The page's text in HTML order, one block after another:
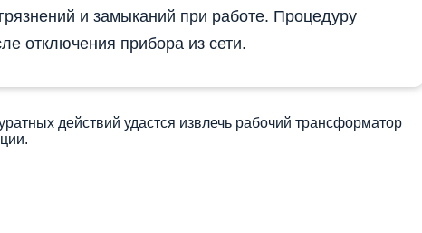
и замыканий при работе. Процедуру
отключения прибора из сети.
действий удастся извлечь рабочий трансформатор